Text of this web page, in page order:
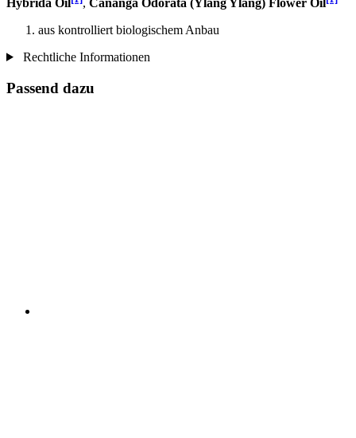
Hybrida Oil , Cananga Odorata (Ylang Ylang) Flower Oil
aus kontrolliert biologischem Anbau
Rechtliche Informationen
Passend dazu